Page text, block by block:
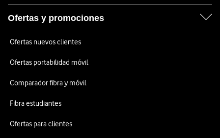
Ofertas y promociones
Ofertas nuevos clientes
Ofertas portabilidad móvil
Comparador fibra y móvil
Fibra estudiantes
Ofertas para clientes